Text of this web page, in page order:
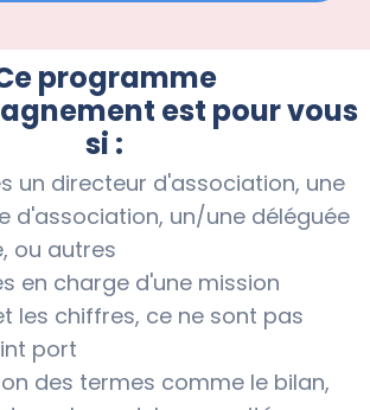
programme
est pour vous
si :
un directeur d'association, une
d'association, un/une déléguée
ou autres
en charge d'une mission
les chiffres, ce ne sont pas
port
des termes comme le bilan,